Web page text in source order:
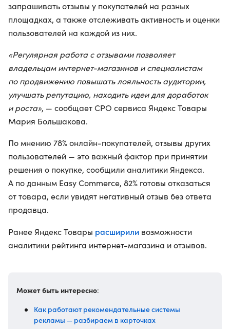
запрашивать отзывы у покупателей на разных
площадках, а также отслеживать активность и оценки
пользователей на каждой из них.
«Регулярная работа с отзывами позволяет
владельцам интернет-магазинов и специалистам
по продвижению повышать лояльность аудитории,
улучшать репутацию, находить идеи для доработок
и роста», — сообщает CPO сервиса Яндекс Товары
Мария Большакова.
По мнению 78% онлайн-покупателей, отзывы других
пользователей — это важный фактор при принятии
решения о покупке, сообщили аналитики Яндекса.
А по данным Easy Commerce, 82% готовы отказаться
от товара, если увидят негативный отзыв без ответа
продавца.
Ранее Яндекс Товары расширили возможности
аналитики рейтинга интернет-магазина и отзывов.
Может быть интересно:
Как работают рекомендательные системы
рекламы — разбираем в карточках